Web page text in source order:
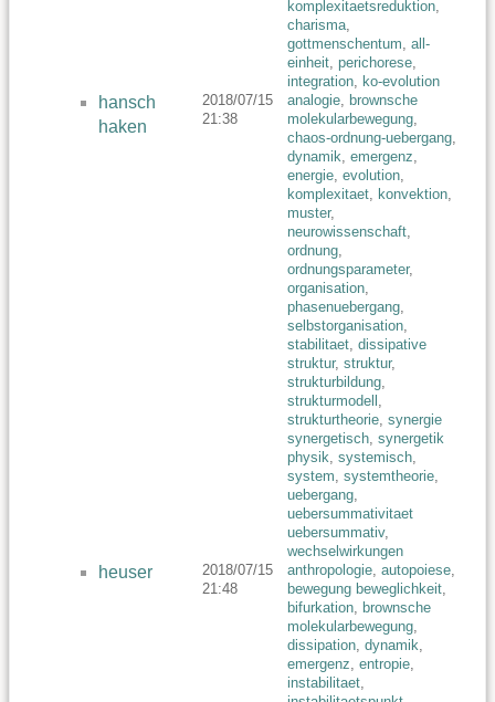
komplexitaetsreduktion,
charisma,
gottmenschentum, all-
einheit, perichorese,
integration, ko-evolution
hansch
haken
2018/07/15
21:38
analogie, brownsche
molekularbewegung,
chaos-ordnung-uebergang,
dynamik, emergenz,
energie, evolution,
komplexitaet, konvektion,
muster,
neurowissenschaft,
ordnung,
ordnungsparameter,
organisation,
phasenuebergang,
selbstorganisation,
stabilitaet, dissipative
struktur, struktur,
strukturbildung,
strukturmodell ,
strukturtheorie, synergie
synergetisch, synergetik
physik, systemisch,
system, systemtheorie,
uebergang,
uebersummativitaet
uebersummativ,
wechselwirkungen
heuser
2018/07/15
21:48
anthropologie, autopoiese,
bewegung beweglichkeit,
bifurkation, brownsche
molekularbewegung,
dissipation, dynamik,
emergenz, entropie,
instabilitaet,